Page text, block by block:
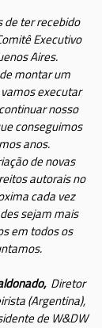
de ter recebido
Executivo
Aires.
montar um
executar
nosso
conseguimos
anos.
de novas
autorais no
cada vez
sejam mais
em todos os
Diretor
(Argentina),
de W&DW